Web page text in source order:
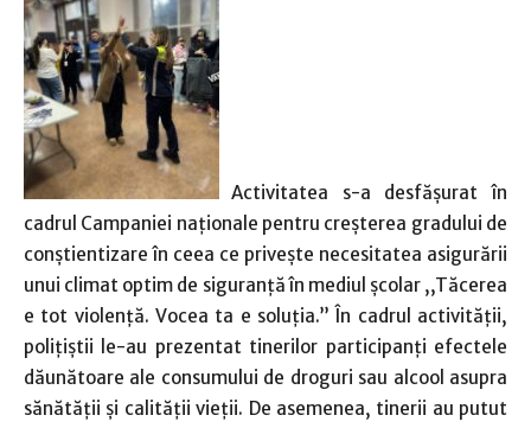
Activitatea s-a desfăşurat în
cadrul Campaniei naționale pentru creșterea gradului de
conștientizare în ceea ce privește necesitatea asigurării
unui climat optim de siguranță în mediul școlar ,,Tăcerea
e tot violență. Vocea ta e soluția.” În cadrul activităţii,
poliţiştii le-au prezentat tinerilor participanți efectele
dăunătoare ale consumului de droguri sau alcool asupra
sănătăţii și calității vieții. De asemenea, tinerii au putut